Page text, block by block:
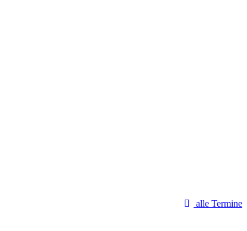
alle Termine